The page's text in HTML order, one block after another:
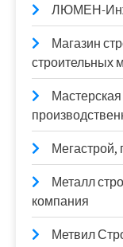
ЛЮМЕН-
Магазин
строительных
Мегастрой,
Металл
компания
Метвил